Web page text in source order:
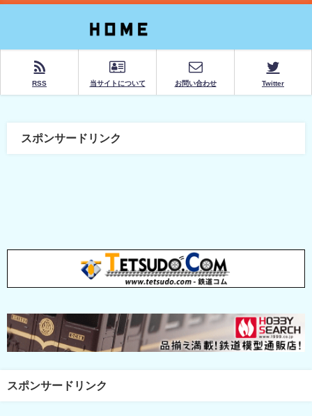
RSS 当サイトについて お問い合わせ Twitter
スポンサードリンク
スポンサードリンク